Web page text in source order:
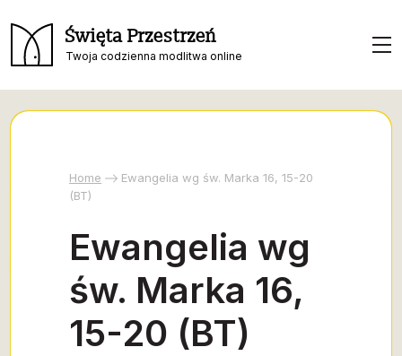
Święta Przestrzeń
Twoja codzienna modlitwa online
Home
Ewangelia wg św. Marka 16, 15-20
(BT)
Ewangelia wg
św. Marka 16,
15-20 (BT)